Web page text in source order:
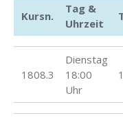
Kursn.
Tag &
Uhrzeit
1808.3
Dienstag
18:00
Uhr